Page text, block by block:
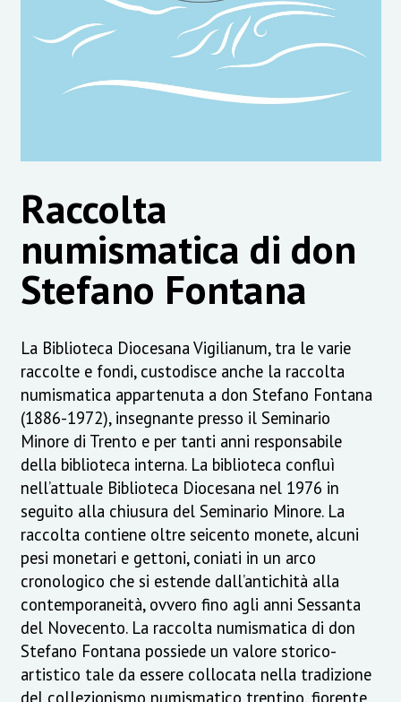
Raccolta
numismatica di don
Stefano Fontana
La Biblioteca Diocesana Vigilianum, tra le varie
raccolte e fondi, custodisce anche la raccolta
numismatica appartenuta a don Stefano Fontana
(1886-1972), insegnante presso il Seminario
Minore di Trento e per tanti anni responsabile
della biblioteca interna. La biblioteca confluì
nell’attuale Biblioteca Diocesana nel 1976 in
seguito alla chiusura del Seminario Minore. La
raccolta contiene oltre seicento monete, alcuni
pesi monetari e gettoni, coniati in un arco
cronologico che si estende dall’antichità alla
contemporaneità, ovvero fino agli anni Sessanta
del Novecento. La raccolta numismatica di don
Stefano Fontana possiede un valore storico-
artistico tale da essere collocata nella tradizione
del collezionismo numismatico trentino, fiorente